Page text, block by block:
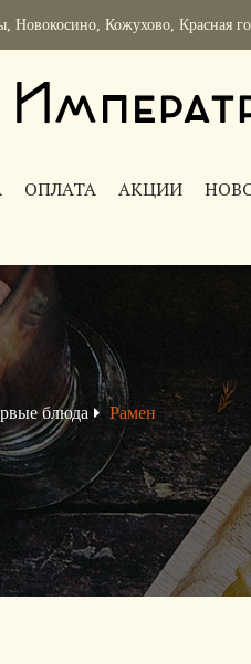
, Новокосино, Кожухово, Красная
ОПЛАТА АКЦИИ
блюда Рамен